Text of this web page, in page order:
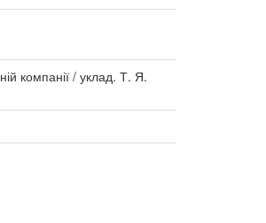
компанії / уклад. Т. Я.